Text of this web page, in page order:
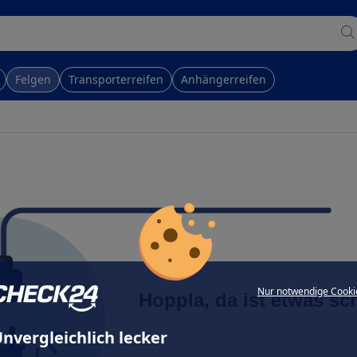
Nur notwendige
lecker
Felgen Transporterreifen Anhängerreifen
Hoppla, da ist etwas